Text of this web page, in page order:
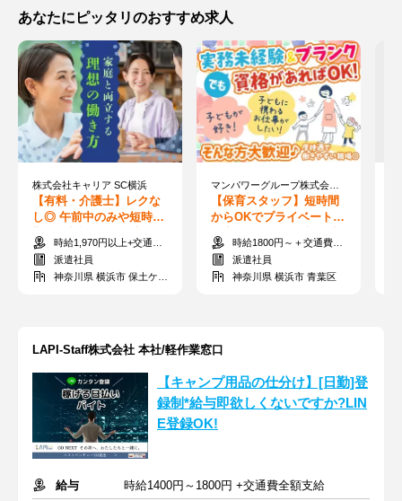
あなたにピッタリのおすすめ求人
株式会社キャリア SC横浜
【有料・介護士】レクな
し◎ 午前中のみや短時間
勤務の相談OK！私生活と
両立して働く♪
時給1,970円以上+交通費全額支給
派遣社員
神奈川県 横浜市 保土ケ谷区
【保育スタッフ】短時間
からOKでプライベートと
両立◎子どもの笑顔や成
長が嬉しい♪
時給1800円～＋交通費全額支給
派遣社員
神奈川県 横浜市 青葉区
LAPI-Staff株式会社 本社/軽作業窓口
【キャンプ用品の仕分け】[日勤]登
録制*給与即欲しくないですか?LIN
E登録OK!
給与
時給1400円～1800円 +交通費全額支給